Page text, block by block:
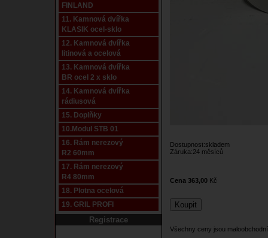
FINLAND
11. Kamnová dvířka
KLASIK ocel-sklo
12. Kamnová dvířka
litinová a ocelová
13. Kamnová dvířka
BR ocel 2 x sklo
14. Kamnová dvířka
rádiusová
15. Doplňky
10.Modul STB 01
16. Rám nerezový
R2 60mm
17. Rám nerezový
R4 80mm
18. Plotna ocelová
19. GRIL PROFI
Registrace
Dostupnost:skladem
Záruka:24 měsíců
Cena 363,00 Kč
Všechny ceny jsou